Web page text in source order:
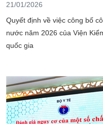
21/01/2026
Quyết định về việc công bố
nước năm 2026 của Viện
quốc gia